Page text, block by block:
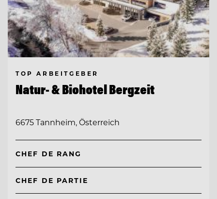
TOP ARBEITGEBER
Natur- & Biohotel Bergzeit
6675 Tannheim, Österreich
CHEF DE RANG
CHEF DE PARTIE